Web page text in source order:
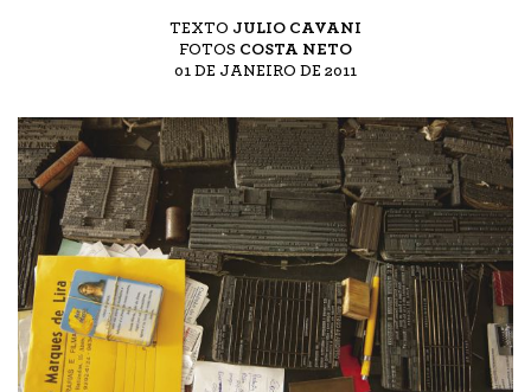
TEXTO JULIO CAVANI
FOTOS COSTA NETO
01 DE JANEIRO DE 2011